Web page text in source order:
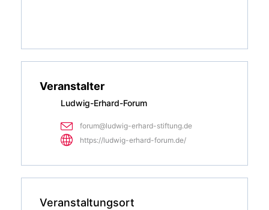
Veranstalter
Ludwig-Erhard-Forum
forum@ludwig-erhard-stiftung.de
https://ludwig-erhard-forum.de/
Veranstaltungsort